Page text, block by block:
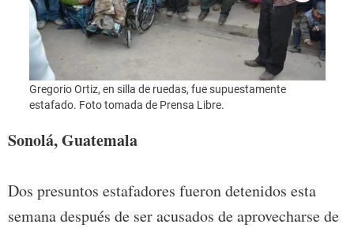
Gregorio Ortiz, en silla de ruedas, fue supuestamente
estafado. Foto tomada de Prensa Libre.
Sonolá, Guatemala
Dos presuntos estafadores fueron detenidos esta
semana después de ser acusados de aprovecharse de